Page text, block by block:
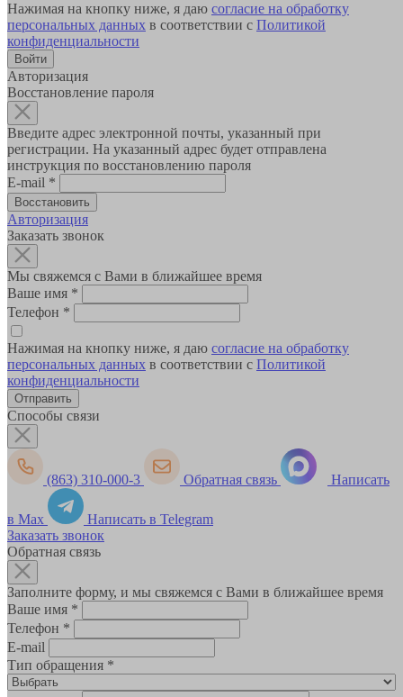
Нажимая на кнопку ниже, я даю согласие на обработку
персональных данных в соответствии с Политикой
конфиденциальности
Авторизация
Восстановление пароля
Введите адрес электронной почты, указанный при
регистрации. На указанный адрес будет отправлена
инструкция по восстановлению пароля
E-mail *
Авторизация
Заказать звонок
Мы свяжемся с Вами в ближайшее время
Ваше имя *
Телефон *
Нажимая на кнопку ниже, я даю согласие на обработку
персональных данных в соответствии с Политикой
конфиденциальности
Способы связи
(863) 310-000-3 Обратная связь Написать
в Max
Написать в Telegram
Заказать звонок
Обратная связь
Заполните форму, и мы свяжемся с Вами в ближайшее время
Ваше имя *
Телефон *
E-mail
Тип обращения *